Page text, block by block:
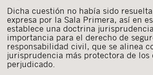
Dicha cuestión no había sido
expresa por la Sala Primera, así en
establece una doctrina
importancia para el derecho de
responsabilidad civil, que se alinea
jurisprudencia más protectora de los
perjudicado.